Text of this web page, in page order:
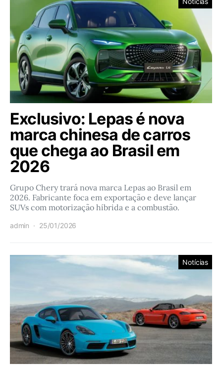
Exclusivo: Lepas é nova
marca chinesa de carros
que chega ao Brasil em
2026
Grupo Chery trará nova marca Lepas ao Brasil em
2026. Fabricante foca em exportação e deve lançar
SUVs com motorização híbrida e a combustão.
admin 25/01/2026
Notícias